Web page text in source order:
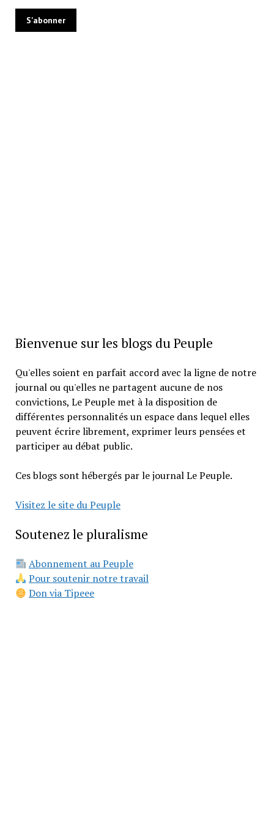
Bienvenue sur les blogs du Peuple
Qu'elles soient en parfait accord avec la ligne de notre
journal ou qu'elles ne partagent aucune de nos
convictions, Le Peuple met à la disposition de
différentes personnalités un espace dans lequel elles
peuvent écrire librement, exprimer leurs pensées et
participer au débat public.
Ces blogs sont hébergés par le journal Le Peuple.
Visitez le site du Peuple
Soutenez le pluralisme
Abonnement au Peuple
Pour soutenir notre travail
Don via Tipeee